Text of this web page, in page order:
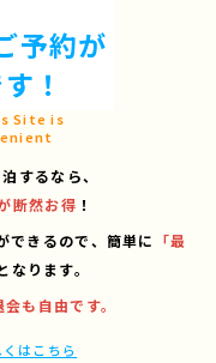
予約が
！
Site is
するなら、
断然お得 ！
きるので、 簡単に 「最
ります。
も自由です。
はこちら